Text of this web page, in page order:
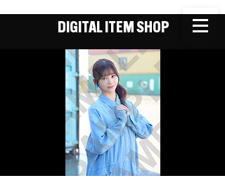
DIGITAL ITEM SHOP